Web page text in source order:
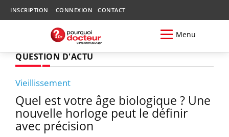
INSCRIPTION CONNEXION CONTACT
Menu
QUESTION D'ACTU
Vieillissement
Quel est votre âge biologique ? Une
nouvelle horloge peut le définir
avec précision